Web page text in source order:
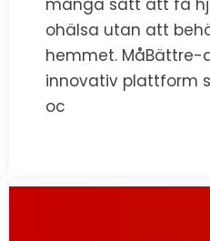
ohälsa utan att
hemmet. MåBättre-
innovativ plattform
oc